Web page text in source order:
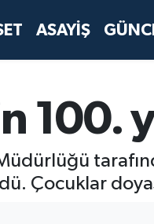
ASAYİŞ
100.
Çocuklar